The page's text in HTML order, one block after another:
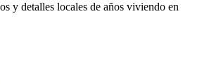
y detalles locales de años viviendo en